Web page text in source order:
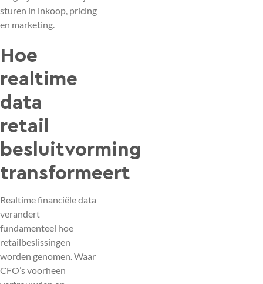
sturen in inkoop, pricing
en marketing.
Hoe
realtime
data
retail
besluitvorming
transformeert
Realtime financiële data
verandert
fundamenteel hoe
retailbeslissingen
worden genomen. Waar
CFO’s voorheen